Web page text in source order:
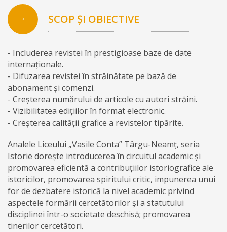
> SCOP ȘI OBIECTIVE
- Includerea revistei în prestigioase baze de date
internaţionale.
- Difuzarea revistei în străinătate pe bază de
abonament şi comenzi.
- Creşterea numărului de articole cu autori străini.
- Vizibilitatea ediţiilor în format electronic.
- Creşterea calităţii grafice a revistelor tipărite.
Analele Liceului „Vasile Conta” Târgu-Neamț, seria
Istorie doreşte introducerea în circuitul academic şi
promovarea eficientă a contribuţiilor istoriografice ale
istoricilor, promovarea spiritului critic, impunerea unui
for de dezbatere istorică la nivel academic privind
aspectele formării cercetătorilor şi a statutului
disciplinei într-o societate deschisă; promovarea
tinerilor cercetători.